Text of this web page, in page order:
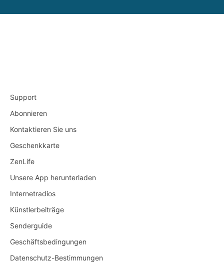
Support
Abonnieren
Kontaktieren Sie uns
Geschenkkarte
ZenLife
Unsere App herunterladen
Internetradios
Künstlerbeiträge
Senderguide
Geschäftsbedingungen
Datenschutz-Bestimmungen